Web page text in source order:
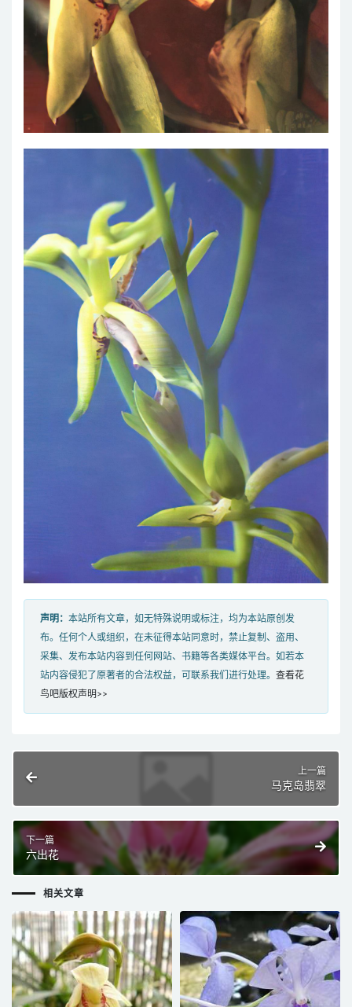
声明： 本站所有文章，如无特殊说明或标注，均为本站原创发
布。任何个人或组织，在未征得本站同意时，禁止复制、盗用、
采集、发布本站内容到任何网站、书籍等各类媒体平台。如若本
站内容侵犯了原著者的合法权益，可联系我们进行处理。 查看花
鸟吧版权声明>>
上一篇
马克岛翡翠
下一篇
六出花
相关文章